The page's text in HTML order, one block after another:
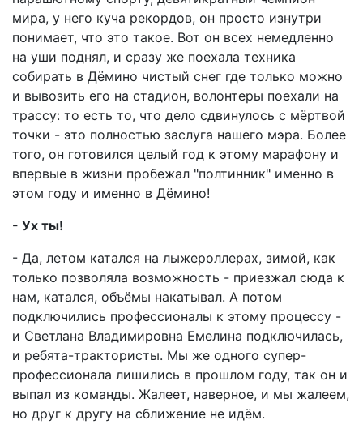
мира, у него куча рекордов, он просто изнутри
понимает, что это такое. Вот он всех немедленно
на уши поднял, и сразу же поехала техника
собирать в Дёмино чистый снег где только можно
и вывозить его на стадион, волонтеры поехали на
трассу: то есть то, что дело сдвинулось с мёртвой
точки - это полностью заслуга нашего мэра. Более
того, он готовился целый год к этому марафону и
впервые в жизни пробежал "полтинник" именно в
этом году и именно в Дёмино!
- Ух ты!
- Да, летом катался на лыжероллерах, зимой, как
только позволяла возможность - приезжал сюда к
нам, катался, объёмы накатывал. А потом
подключились профессионалы к этому процессу -
и Светлана Владимировна Емелина подключилась,
и ребята-трактористы. Мы же одного супер-
профессионала лишились в прошлом году, так он и
выпал из команды. Жалеет, наверное, и мы жалеем,
но друг к другу на сближение не идём.